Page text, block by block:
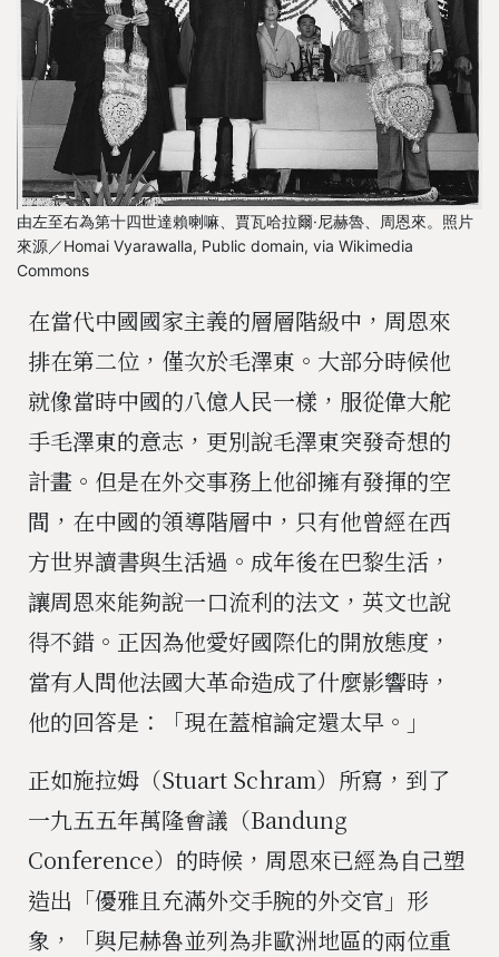
由左至右為第十四世達賴喇嘛、賈瓦哈拉爾·尼赫魯、周恩來。照片
來源／Homai Vyarawalla, Public domain, via Wikimedia
Commons
在當代中國國家主義的層層階級中，周恩來
排在第二位，僅次於毛澤東。大部分時候他
就像當時中國的八億人民一樣，服從偉大舵
手毛澤東的意志，更別說毛澤東突發奇想的
計畫。但是在外交事務上他卻擁有發揮的空
間，在中國的領導階層中，只有他曾經在西
方世界讀書與生活過。成年後在巴黎生活，
讓周恩來能夠說一口流利的法文，英文也說
得不錯。正因為他愛好國際化的開放態度，
當有人問他法國大革命造成了什麼影響時，
他的回答是：「現在蓋棺論定還太早。」
正如施拉姆（Stuart Schram）所寫，到了
一九五五年萬隆會議（Bandung
Conference）的時候，周恩來已經為自己塑
造出「優雅且充滿外交手腕的外交官」形
象，「與尼赫魯並列為非歐洲地區的兩位重